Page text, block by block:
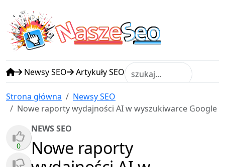
NaszeSeo
Newsy SEO Artykuły SEO
Strona główna
Newsy SEO
Nowe raporty wydajności AI w wyszukiwarce Google
0
NEWS SEO
Nowe raporty